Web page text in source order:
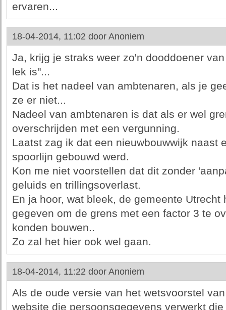
ervaren...
18-04-2014, 11:02 door Anoniem
Ja, krijg je straks weer zo'n dooddoener
lek is"...
Dat is het nadeel van ambtenaren, als je
ze er niet...
Nadeel van ambtenaren is dat als er wel
overschrijden met een vergunning.
Laatst zag ik dat een nieuwbouwwijk naast
spoorlijn gebouwd werd.
Kon me niet voorstellen dat dit zonder
geluids en trillingsoverlast.
En ja hoor, wat bleek, de gemeente
gegeven om de grens met een factor 3 te
konden bouwen..
Zo zal het hier ook wel gaan.
18-04-2014, 11:22 door Anoniem
Als de oude versie van het wetsvoorstel
website die persoonsgegevens verwerkt